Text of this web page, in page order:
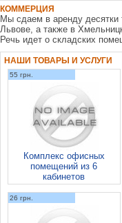
КОММЕРЦИЯ
Мы сдаем в аренду десятки
Львове, а также в
Речь идет о складских
НАШИ ТОВАРЫ И УСЛУГИ
55 грн.
Комплекс офисных
помещений из 6
кабинетов
26 грн.